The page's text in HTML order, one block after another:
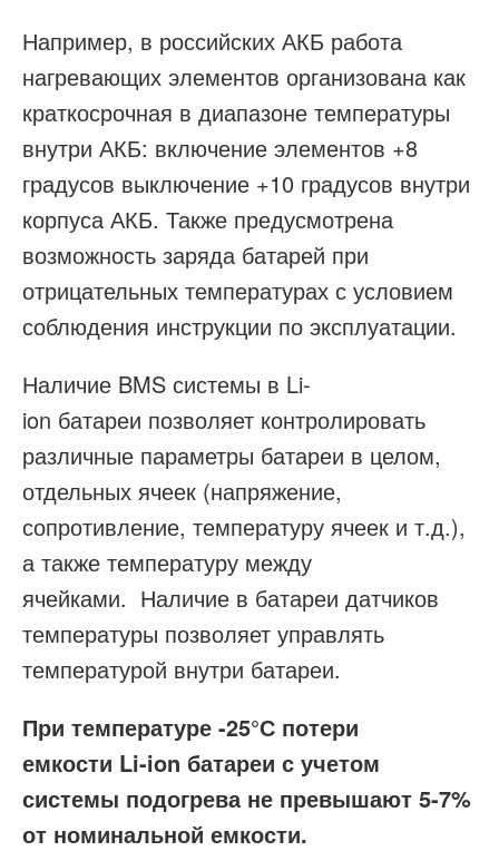
Например, в российских АКБ работа
нагревающих элементов организована как
краткосрочная в диапазоне температуры
внутри АКБ: включение элементов +8
градусов выключение +10 градусов внутри
корпуса АКБ. Также предусмотрена
возможность заряда батарей при
отрицательных температурах с условием
соблюдения инструкции по эксплуатации.
Наличие BMS системы в Li-
ion батареи позволяет контролировать
различные параметры батареи в целом,
отдельных ячеек (напряжение,
сопротивление, температуру ячеек и т.д.),
а также температуру между
ячейками. Наличие в батареи датчиков
температуры позволяет управлять
температурой внутри батареи.
При температуре -25°С потери
емкости Li-ion батареи с учетом
системы подогрева не превышают 5-7%
от номинальной емкости.